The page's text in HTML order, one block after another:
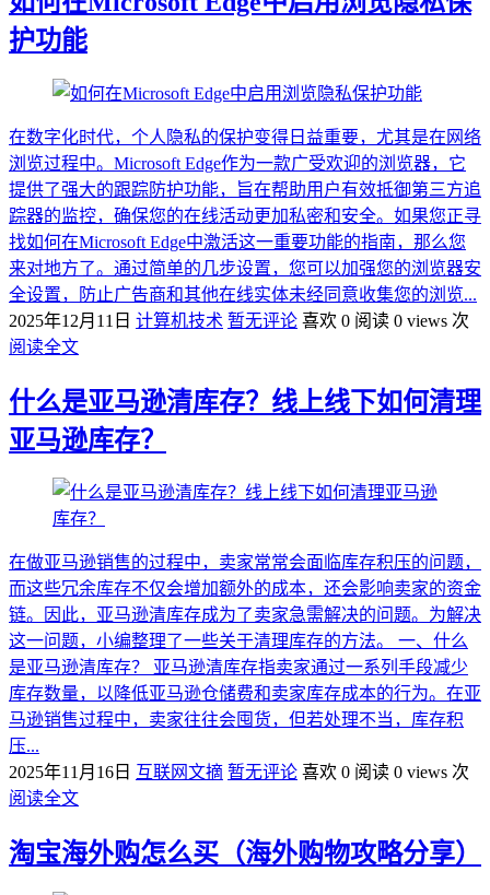
护功能
在数字化时代，个人隐私的保护变得日益重要，尤其是在网络
浏览过程中。Microsoft Edge作为一款广受欢迎的浏览器，它
提供了强大的跟踪防护功能，旨在帮助用户有效抵御第三方追
踪器的监控，确保您的在线活动更加私密和安全。如果您正寻
找如何在Microsoft Edge中激活这一重要功能的指南，那么您
来对地方了。通过简单的几步设置，您可以加强您的浏览器安
全设置，防止广告商和其他在线实体未经同意收集您的浏览...
2025年12月11日 计算机技术 暂无评论 喜欢 0 阅读 0 views 次
阅读全文
什么是亚马逊清库存？线上线下如何清理
亚马逊库存？
在做亚马逊销售的过程中，卖家常常会面临库存积压的问题，
而这些冗余库存不仅会增加额外的成本，还会影响卖家的资金
链。因此，亚马逊清库存成为了卖家急需解决的问题。为解决
这一问题，小编整理了一些关于清理库存的方法。 一、什么
是亚马逊清库存？ 亚马逊清库存指卖家通过一系列手段减少
库存数量，以降低亚马逊仓储费和卖家库存成本的行为。在亚
马逊销售过程中，卖家往往会囤货，但若处理不当，库存积
压...
2025年11月16日 互联网文摘 暂无评论 喜欢 0 阅读 0 views 次
阅读全文
淘宝海外购怎么买（海外购物攻略分享）